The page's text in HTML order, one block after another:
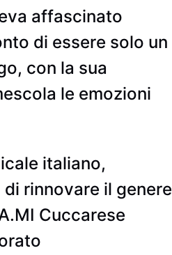
affascinato
di essere solo un
con la sua
le emozioni
italiano,
rinnovare il genere
Cuccarese